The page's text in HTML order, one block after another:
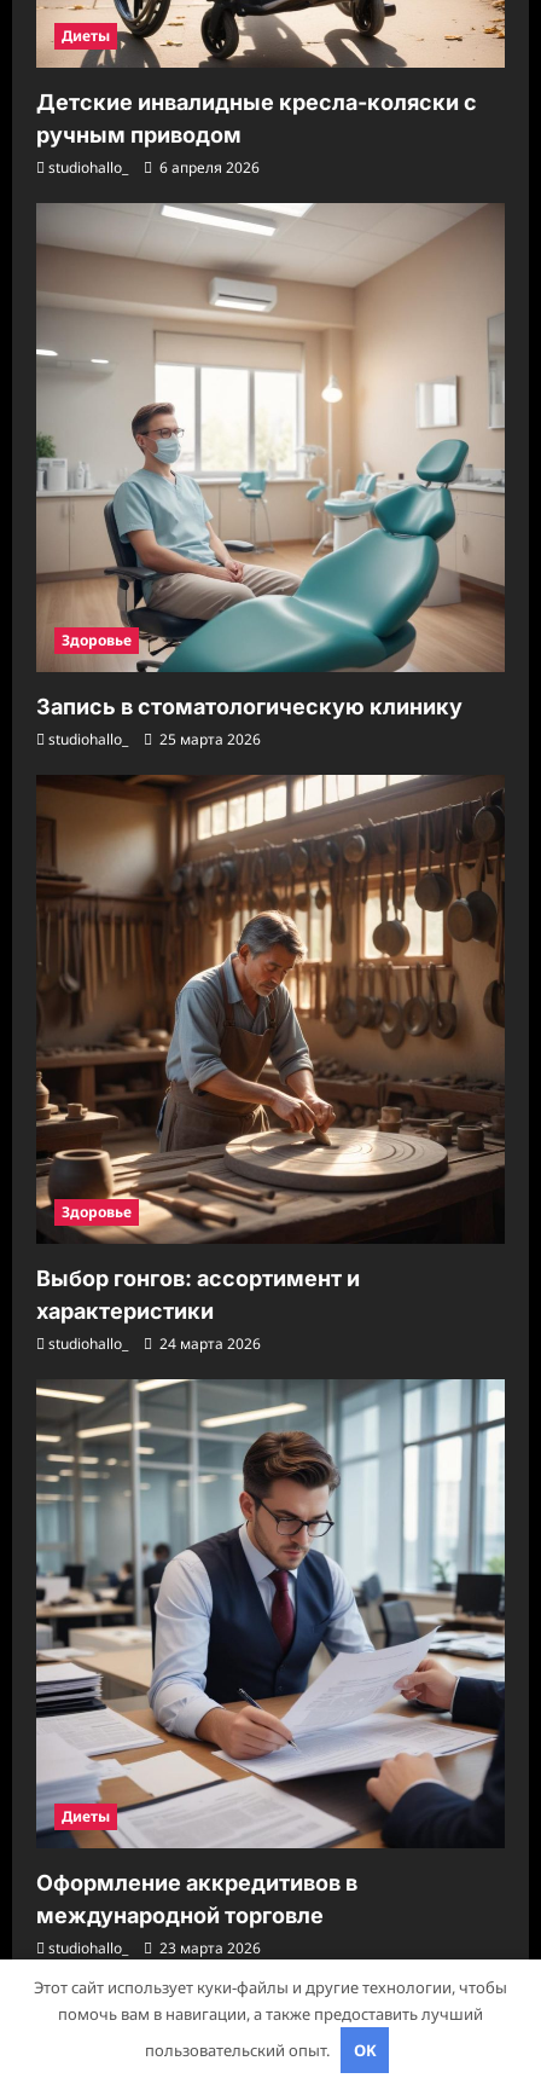
Диеты
Детские инвалидные кресла-коляски с
ручным приводом
studiohallo_ 6 апреля 2026
Здоровье
Запись в стоматологическую клинику
studiohallo_ 25 марта 2026
Здоровье
Выбор гонгов: ассортимент и
характеристики
studiohallo_ 24 марта 2026
Диеты
Оформление аккредитивов в
международной торговле
studiohallo_ 23 марта 2026
Авторское право © 2026 Все права зарезервированы.
ReviewNewsот AF themes.
Этот сайт использует куки-файлы и другие технологии, чтобы
помочь вам в навигации, а также предоставить лучший
пользовательский опыт.
OK